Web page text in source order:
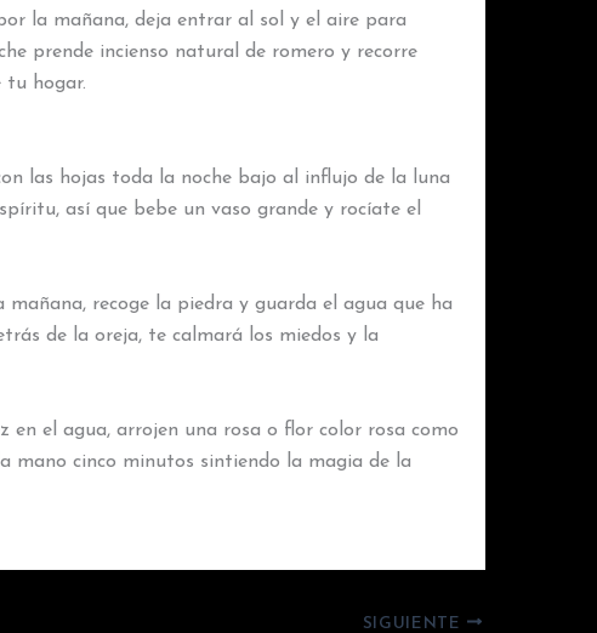
la mañana, deja entrar al sol y el aire para
prende incienso natural de romero y recorre
tu hogar.
las hojas toda la noche bajo al influjo de la luna
así que bebe un vaso grande y rocíate el
recoge la piedra y guarda el agua que ha
de la oreja, te calmará los miedos y la
el agua, arrojen una rosa o flor color rosa como
mano cinco minutos sintiendo la magia de la
SIGUIENTE